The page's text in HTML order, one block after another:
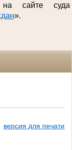
на сайте суда
».
версия для печати